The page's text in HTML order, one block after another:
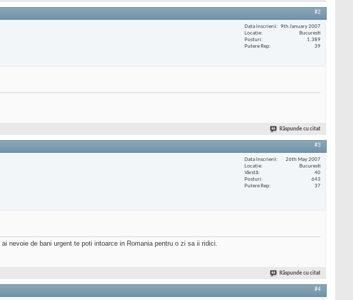
#2
Data înscrierii
9th January 2007
Locaţie
Bucuresti
Posturi
1.389
Putere Rep
39
Răspunde cu citat
#3
Data înscrierii
26th May 2007
Locaţie
Bucuresti
Vârstă
40
Posturi
643
Putere Rep
37
nevoie de bani urgent te poti intoarce in Romania pentru o zi sa ii ridici.
Răspunde cu citat
#4